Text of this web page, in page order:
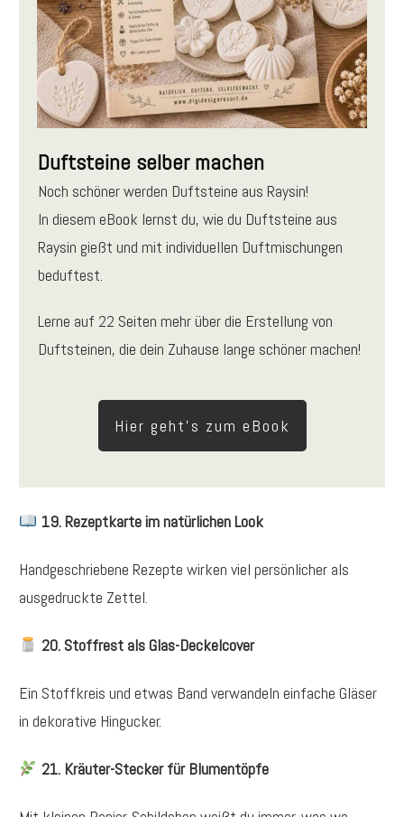
Duftsteine selber machen
Noch schöner werden Duftsteine aus Raysin!
In diesem eBook lernst du, wie du Duftsteine aus
Raysin gießt und mit individuellen Duftmischungen
beduftest.
Lerne auf 22 Seiten mehr über die Erstellung von
Duftsteinen, die dein Zuhause lange schöner machen!
Hier geht's zum eBook
19. Rezeptkarte im natürlichen Look
Handgeschriebene Rezepte wirken viel persönlicher als
ausgedruckte Zettel.
20. Stoffrest als Glas-Deckelcover
Ein Stoffkreis und etwas Band verwandeln einfache Gläser
in dekorative Hingucker.
21. Kräuter-Stecker für Blumentöpfe